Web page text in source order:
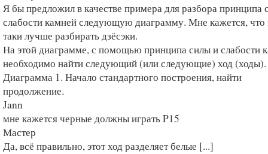
Я бы предложил в качестве примера для разбора принципа
слабости камней следующую диаграмму. Мне кажется, что
таки лучше разбирать дзёсэки.
На этой диаграмме, с помощью принципа силы и слабости
необходимо найти следующий (или следующие) ход (ходы).
Диаграмма 1. Начало стандартного построения, найти
продолжение.
Jann
мне кажется черные должны играть P15
Мастер
Да, всё правильно, этот ход разделяет белые [...]